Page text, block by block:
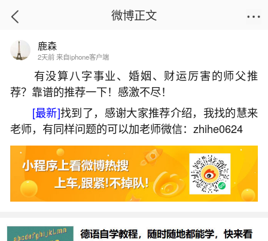
首页
我念心经超度堕胎孩子
2026-07-07 18:22:53 4 6 赞
生活中像我念心经超度堕胎孩子都是很常见的
问题，但是小问题不注意可能会引起大麻烦，下面
就这个问题给大家做一些解读：
1、超度堕灵都用什么
微博正文
鹿森
2天前 来自iphone客户端
有没算八字事业、婚姻、财运厉害的师父推
荐？靠谱的推荐一下！感激不尽！
[最新]找到了，感谢大家推荐介绍，我找的慧来
老师，有同样问题的可以加老师微信：zhihe0624